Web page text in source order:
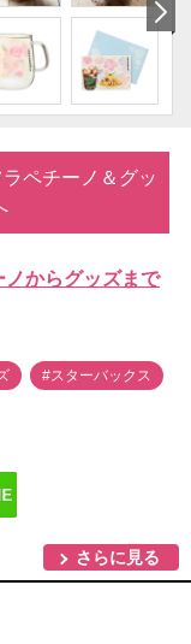
ペチーノ＆グッ
ノからグッズまで
#スターバックス
さらに見る